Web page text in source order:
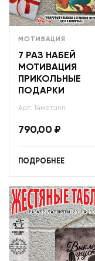
МОТИВАЦИЯ
7 РАЗ НАБЕЙ
МОТИВАЦИЯ
ПРИКОЛЬНЫЕ
ПОДАРКИ
Арт: 14металл
790,00 ₽
ПОДРОБНЕЕ